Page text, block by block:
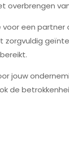
overbrengen
voor een
zorgvuldig
jouw
de